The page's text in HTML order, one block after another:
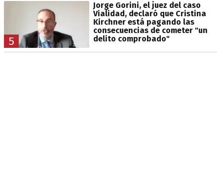
5
Jorge Gorini, el juez del caso
Vialidad, declaró que Cristina
Kirchner está pagando las
consecuencias de cometer "un
delito comprobado"